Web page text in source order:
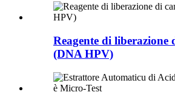
Reagente di liberazione
(DNA HPV)